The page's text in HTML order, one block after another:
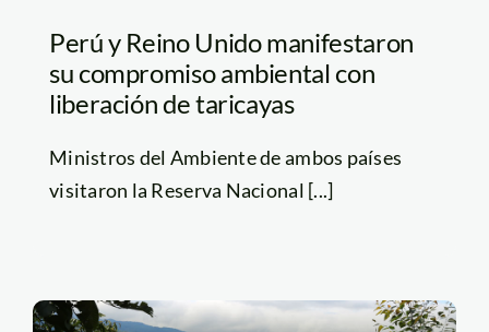
Perú y Reino Unido manifestaron
su compromiso ambiental con
liberación de taricayas
Ministros del Ambiente de ambos países
visitaron la Reserva Nacional [...]